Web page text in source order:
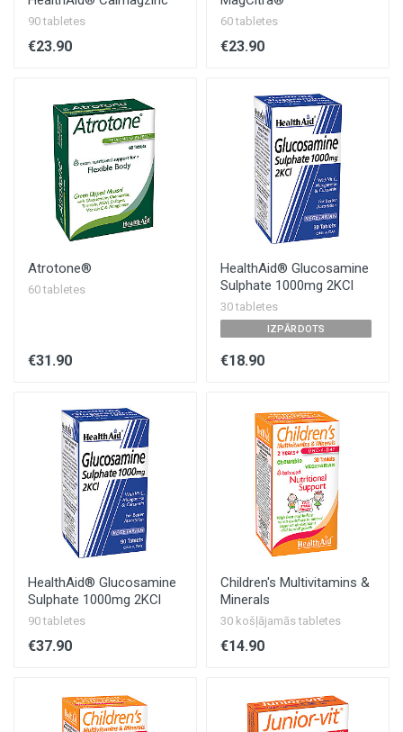
90 tabletes
€23.90
60 tabletes
€23.90
Atrotone®
60 tabletes
€31.90
HealthAid® Glucosamine
Sulphate 1000mg 2KCl
30 tabletes
IZPĀRDOTS
€18.90
HealthAid® Glucosamine
Sulphate 1000mg 2KCl
90 tabletes
€37.90
Children's Multivitamins &
Minerals
30 košļājamās tabletes
€14.90